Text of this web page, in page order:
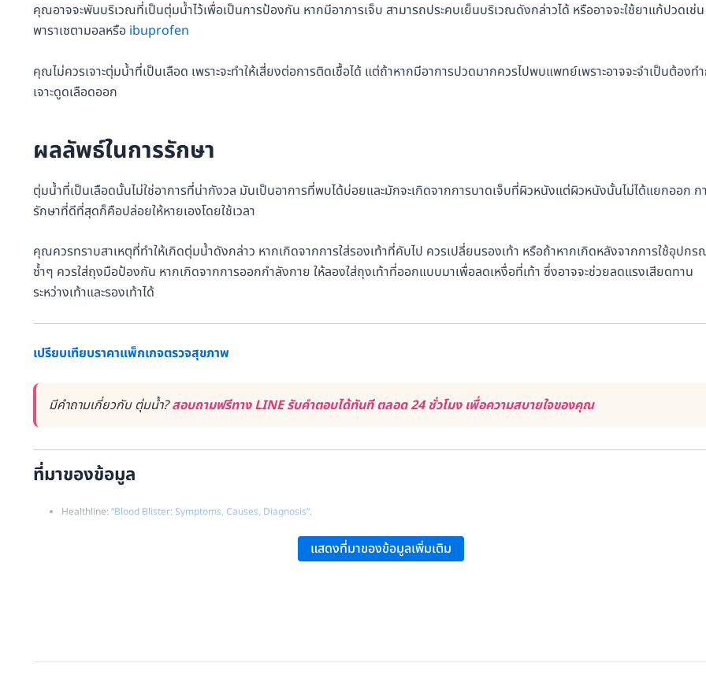
คุณอาจจะพันบริเวณที่เป็นตุ่มน้ำไว้เพื่อเป็นการป้องกัน หากมีอาการเจ็บ สามารถประคบเย็นบริเวณดังกล่าวได้ หรืออาจจะใช้ยาแก้ปวดเช่น
พาราเซตามอลหรือ ibuprofen
คุณไม่ควรเจาะตุ่มน้ำที่เป็นเลือด เพราะจะทำให้เสี่ยงต่อการติดเชื้อได้ แต่ถ้าหากมีอาการปวดมากควรไปพบแพทย์เพราะอาจจะจำเป็นต้องท
เจาะดูดเลือดออก
ผลลัพธ์ในการรักษา
ตุ่มน้ำที่เป็นเลือดนั้นไม่ใช่อาการที่น่ากังวล มันเป็นอาการที่พบได้บ่อยและมักจะเกิดจากการบาดเจ็บที่ผิวหนังแต่ผิวหนังนั้นไม่ได้แยกออก ก
รักษาที่ดีที่สุดก็คือปล่อยให้หายเองโดยใช้เวลา
คุณควรทราบสาเหตุที่ทำให้เกิดตุ่มน้ำดังกล่าว หากเกิดจากการใส่รองเท้าที่คับไป ควรเปลี่ยนรองเท้า หรือถ้าหากเกิดหลังจากการใช้อุปก
ซ้ำๆ ควรใส่ถุงมือป้องกัน หากเกิดจากการออกกำลังกาย ให้ลองใส่ถุงเท้าที่ออกแบบมาเพื่อลดเหงื่อที่เท้า ซึ่งอาจจะช่วยลดแรงเสียดทาน
ระหว่างเท้าและรองเท้าได้
เปรียบเทียบราคาแพ็กเกจตรวจสุขภาพ
มีคำถามเกี่ยวกับ ตุ่มน้ำ?สอบถามฟรีทาง LINE รับคำตอบได้ทันที ตลอด 24 ชั่วโมง เพื่อความสบายใจของคุณ
ที่มาของข้อมูล
Healthline: “Blood Blister: Symptoms, Causes, Diagnosis”.
แสดงที่มาของข้อมูลเพิ่มเติม